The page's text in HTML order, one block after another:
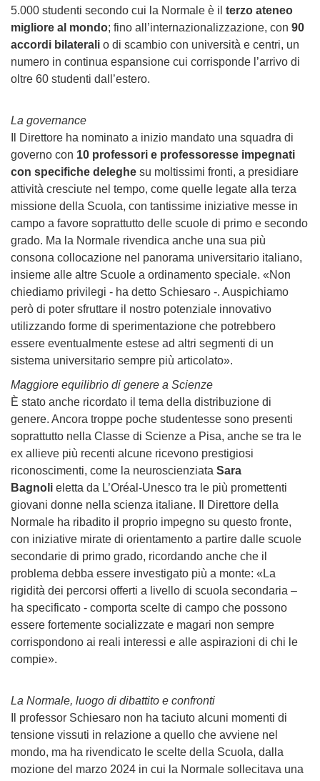
5.000 studenti secondo cui la Normale è il terzo ateneo
migliore al mondo; fino all’internazionalizzazione, con 90
accordi bilaterali o di scambio con università e centri, un
numero in continua espansione cui corrisponde l’arrivo di
oltre 60 studenti dall’estero.
La governance
Il Direttore ha nominato a inizio mandato una squadra di
governo con 10 professori e professoresse impegnati
con specifiche deleghe su moltissimi fronti, a presidiare
attività cresciute nel tempo, come quelle legate alla terza
missione della Scuola, con tantissime iniziative messe in
campo a favore soprattutto delle scuole di primo e secondo
grado. Ma la Normale rivendica anche una sua più
consona collocazione nel panorama universitario italiano,
insieme alle altre Scuole a ordinamento speciale. «Non
chiediamo privilegi - ha detto Schiesaro -. Auspichiamo
però di poter sfruttare il nostro potenziale innovativo
utilizzando forme di sperimentazione che potrebbero
essere eventualmente estese ad altri segmenti di un
sistema universitario sempre più articolato».
Maggiore equilibrio di genere a Scienze
È stato anche ricordato il tema della distribuzione di
genere. Ancora troppe poche studentesse sono presenti
soprattutto nella Classe di Scienze a Pisa, anche se tra le
ex allieve più recenti alcune ricevono prestigiosi
riconoscimenti, come la neuroscienziata Sara
Bagnoli eletta da L’Oréal-Unesco tra le più promettenti
giovani donne nella scienza italiane. Il Direttore della
Normale ha ribadito il proprio impegno su questo fronte,
con iniziative mirate di orientamento a partire dalle scuole
secondarie di primo grado, ricordando anche che il
problema debba essere investigato più a monte: «La
rigidità dei percorsi offerti a livello di scuola secondaria –
ha specificato - comporta scelte di campo che possono
essere fortemente socializzate e magari non sempre
corrispondono ai reali interessi e alle aspirazioni di chi le
compie».
La Normale, luogo di dibattito e confronti
Il professor Schiesaro non ha taciuto alcuni momenti di
tensione vissuti in relazione a quello che avviene nel
mondo, ma ha rivendicato le scelte della Scuola, dalla
mozione del marzo 2024 in cui la Normale sollecitava una